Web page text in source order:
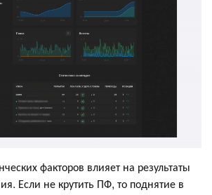
факторов влияет на результаты
Если не крутить ПФ, то поднятие в